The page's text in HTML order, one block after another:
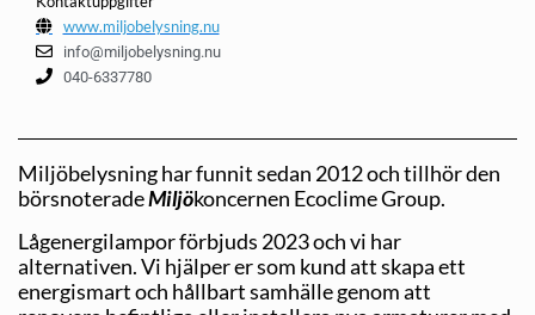
www.miljobelysning.nu
info@miljobelysning.nu
040-6337780
Miljöbelysning har funnit sedan 2012 och tillhör den
börsnoteradeMiljökoncernen Ecoclime Group.
Lågenergilampor förbjuds 2023 och vi har
alternativen. Vi hjälper er som kund att skapa ett
energismart och hållbart samhälle genom att